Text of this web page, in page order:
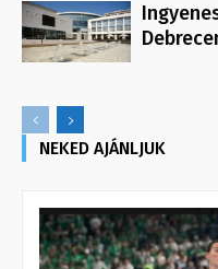
NEKED AJÁNLJUK